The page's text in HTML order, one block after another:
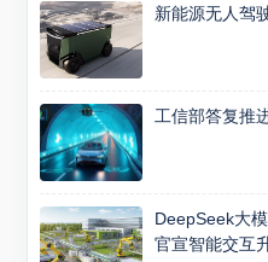
新能源无人驾
工信部答复推
DeepSeek大
官宣智能交互